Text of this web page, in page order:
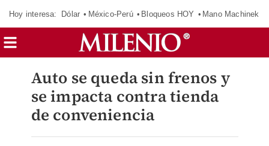
Hoy interesa: Dólar México-Perú Bloqueos HOY Mano Machinek
Auto se queda sin frenos y
se impacta contra tienda
de conveniencia